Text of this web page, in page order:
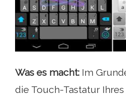
Was es macht: Im
die Touch-Tastatur